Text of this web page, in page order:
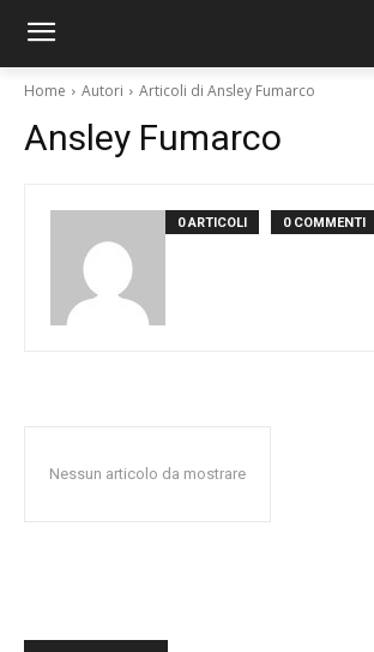
Home Autori Articoli di Ansley Fumarco
Ansley Fumarco
0 ARTICOLI 0 COMMENTI
Nessun articolo da mostrare